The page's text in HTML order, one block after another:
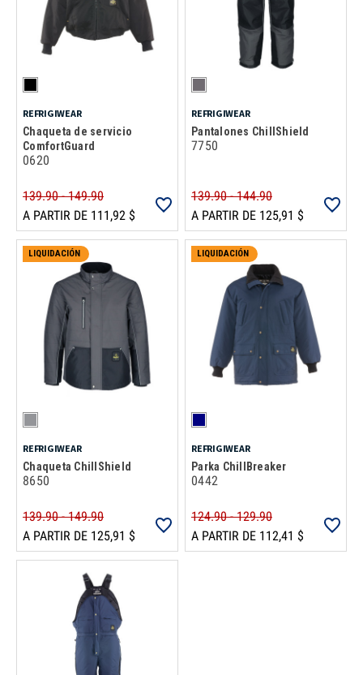
REFRIGIWEAR
Chaqueta de servicio
ComfortGuard
0620
139.90 - 149.90
A PARTIR DE 111,92 $
REFRIGIWEAR
Pantalones ChillShield
7750
139.90 - 144.90
A PARTIR DE 125,91 $
LIQUIDACIÓN
REFRIGIWEAR
Chaqueta ChillShield
8650
139.90 - 149.90
A PARTIR DE 125,91 $
LIQUIDACIÓN
REFRIGIWEAR
Parka ChillBreaker
0442
124.90 - 129.90
A PARTIR DE 112,41 $